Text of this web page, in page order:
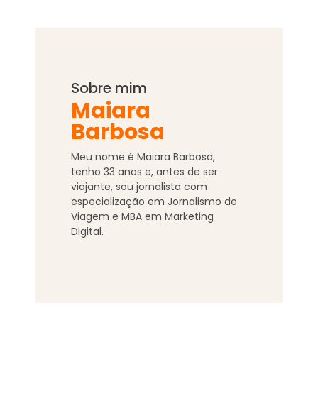
Sobre mim
Maiara
Barbosa
Meu nome é Maiara Barbosa,
tenho 33 anos e, antes de ser
viajante, sou jornalista com
especialização em Jornalismo de
Viagem e MBA em Marketing
Digital.